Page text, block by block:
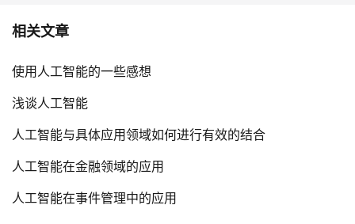
我
的
我
证
实
的
的
技
术
持
我
的
云
建
相关文章
使用人工智能的一些感想
浅谈人工智能
人工智能与具体应用领域如何进行有效的结合
人工智能在金融领域的应用
人工智能在事件管理中的应用